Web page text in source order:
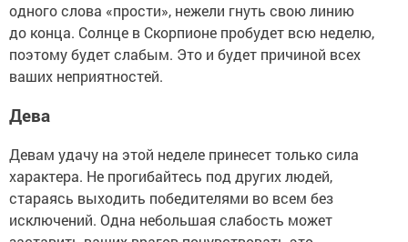
одного слова «прости», нежели гнуть свою линию
до конца. Солнце в Скорпионе пробудет всю неделю,
поэтому будет слабым. Это и будет причиной всех
ваших неприятностей.
Дева
Девам удачу на этой неделе принесет только сила
характера. Не прогибайтесь под других людей,
стараясь выходить победителями во всем без
исключений. Одна небольшая слабость может